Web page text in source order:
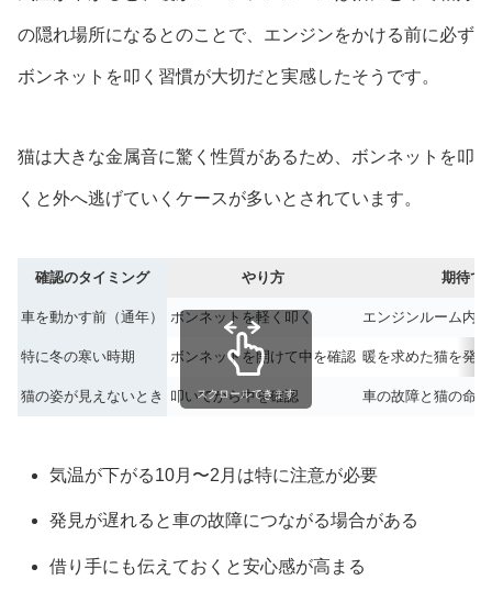
の隠れ場所になるとのことで、エンジンをかける前に必ず
ボンネットを叩く習慣が大切だと実感したそうです。
猫は大きな金属音に驚く性質があるため、ボンネットを叩
くと外へ逃げていくケースが多いとされています。
確認のタイミング やり方 期待で
車を動かす前（通年） ボンネットを軽く叩く エンジンルーム内
特に冬の寒い時期 ボンネットを開けて中を確認 暖を求めた猫を発
猫の姿が見えないとき 叩いてから中を確認 車の故障と猫の命
スクロールできます
気温が下がる10月〜2月は特に注意が必要
発見が遅れると車の故障につながる場合がある
借り手にも伝えておくと安心感が高まる